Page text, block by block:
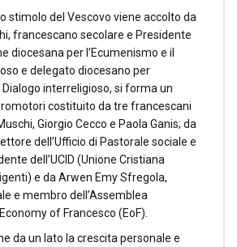
stimolo del Vescovo viene accolto da
francescano secolare e Presidente
diocesana per l’Ecumenismo e il
e delegato diocesano per
Dialogo interreligioso, si forma un
costituito da tre francescani
Giorgio Cecco e Paola Ganis; da
dell’Ufficio di Pastorale sociale e
dell’UCID (Unione Cristiana
e da Arwen Emy Sfregola,
e membro dell’Assemblea
of Francesco (EoF).
da un lato la crescita personale e